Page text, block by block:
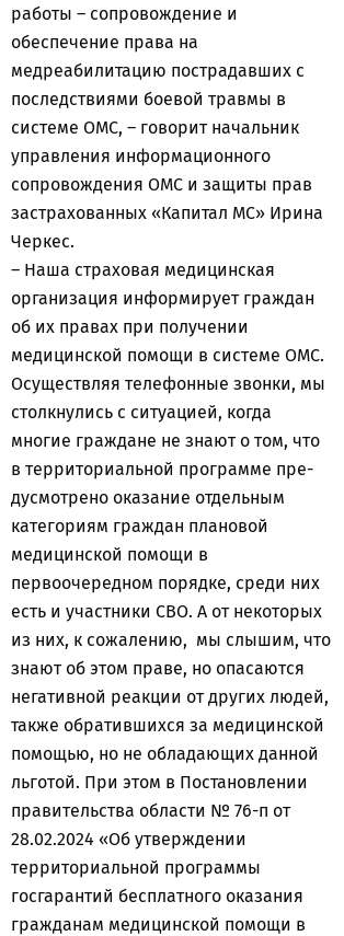
работы – сопровождение и
обеспечение права на
медреабилитацию пострадавших с
последствиями боевой травмы в
системе ОМС, – говорит начальник
управления информационного
сопровождения ОМС и защиты прав
застрахованных «Капитал МС» Ирина
Черкес.
– Наша страховая медицинская
организация информирует граждан
об их правах при получении
медицинской помощи в системе ОМС.
Осуществляя телефонные звонки, мы
столкнулись с ситуацией, когда
многие граждане не знают о том, что
в территориальной программе пре-
дусмотрено оказание отдельным
категориям граждан плановой
медицинской помощи в
первоочередном порядке, среди них
есть и участники СВО. А от некоторых
из них, к сожалению, мы слышим, что
знают об этом праве, но опасаются
негативной реакции от других людей,
также обратившихся за медицинской
помощью, но не обладающих данной
льготой. При этом в Постановлении
правительства области № 76-п от
28.02.2024 «Об утверждении
территориальной программы
госгарантий бесплатного оказания
гражданам медицинской помощи в